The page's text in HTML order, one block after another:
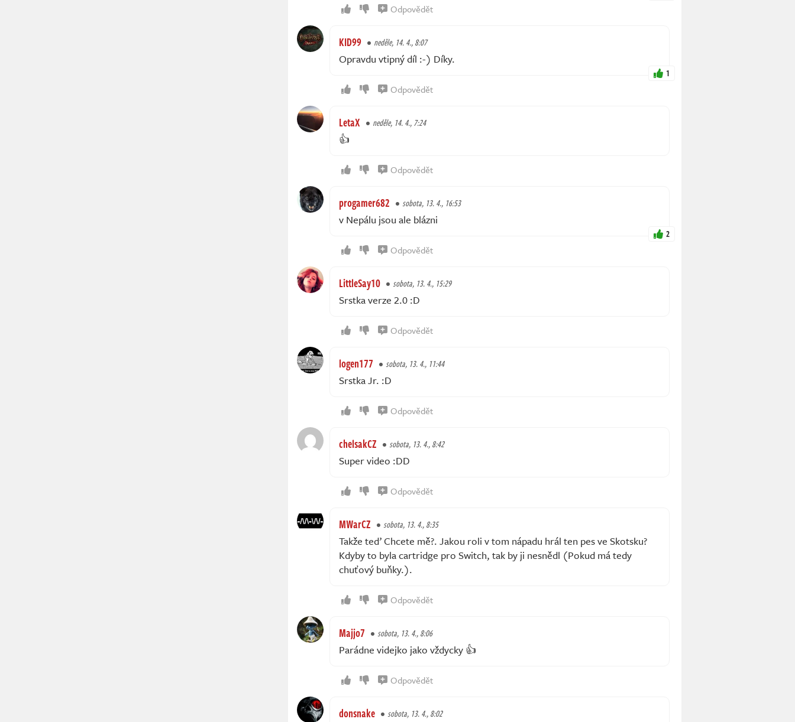
Odpovědět
KID99 neděle, 14. 4., 8:07
Opravdu vtipný díl :-) Díky.
1
Odpovědět
LetaX neděle, 14. 4., 7:24
👍
Odpovědět
progamer682 sobota, 13. 4., 16:53
v Nepálu jsou ale blázni
2
Odpovědět
LittleSay10 sobota, 13. 4., 15:29
Srstka verze 2.0 :D
Odpovědět
logen177 sobota, 13. 4., 11:44
Srstka Jr. :D
Odpovědět
chelsakCZ sobota, 13. 4., 8:42
Super video :DD
Odpovědět
MWarCZ sobota, 13. 4., 8:35
Takže teď Chcete mě?. Jakou roli v tom nápadu hrál ten pes ve Skotsku?
Kdyby to byla cartridge pro Switch, tak by ji nesnědl (Pokud má tedy
chuťový buňky.).
Odpovědět
Majjo7 sobota, 13. 4., 8:06
Parádne videjko jako vždycky 👍
Odpovědět
donsnake sobota, 13. 4., 8:02